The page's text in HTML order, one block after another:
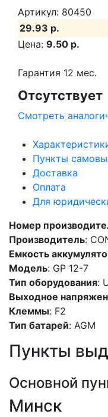
Артикул: 80450
29.93 р.
Цена: 9.50 р.
Гарантия 12 мес.
Отсутствует
Смотреть
Пункты
Доставка
Оплата
Для
Номер
Производитель:
Емкость
Модель: GP 12-7
Тип оборудования:
Выходное
Клеммы: F2
Тип батарей: AGM
Пункты
Основной
Минск